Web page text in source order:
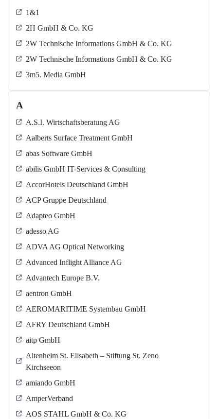
1&1
2H GmbH & Co. KG
2W Technische Informations GmbH & Co. KG
2W Technische Informations GmbH & Co. KG
3m5. Media GmbH
A
A.S.I. Wirtschaftsberatung AG
Aalberts Surface Treatment GmbH
abas Software GmbH
abilis GmbH IT-Services & Consulting
AccorHotels Deutschland GmbH
ACP Gruppe Deutschland
Adapteo GmbH
adesso AG
ADVA AG Optical Networking
Advanced Inflight Alliance AG
Advantech Europe B.V.
aentron GmbH
AEROMARITIME Systembau GmbH
AFRY Deutschland GmbH
aitp GmbH
Altenheim St. Elisabeth – Stiftung St. Zeno
Kirchseeon
amiando GmbH
AmperVerband
AOS STAHL GmbH & Co. KG